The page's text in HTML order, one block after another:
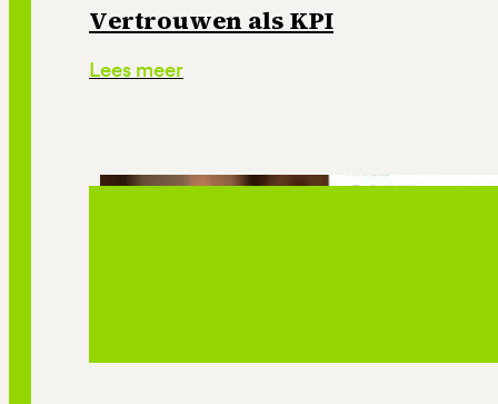
Vertrouwen als KPI
Lees meer